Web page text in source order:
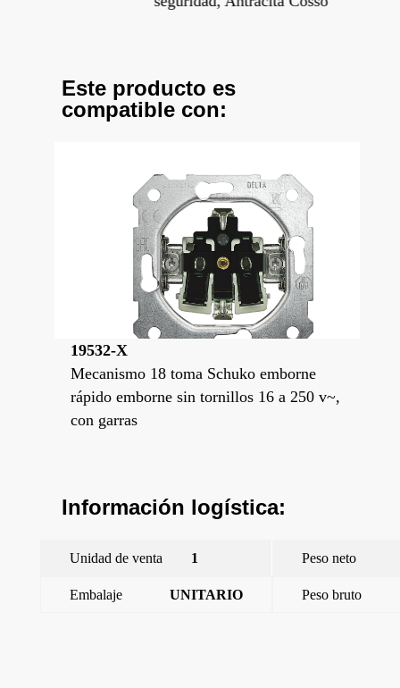
Este producto es
compatible con:
19532-X
Mecanismo 18 toma Schuko emborne
rápido emborne sin tornillos 16 a 250 v~,
con garras
Información logística:
Unidad de venta 1 Peso neto
Embalaje UNITARIO Peso bruto